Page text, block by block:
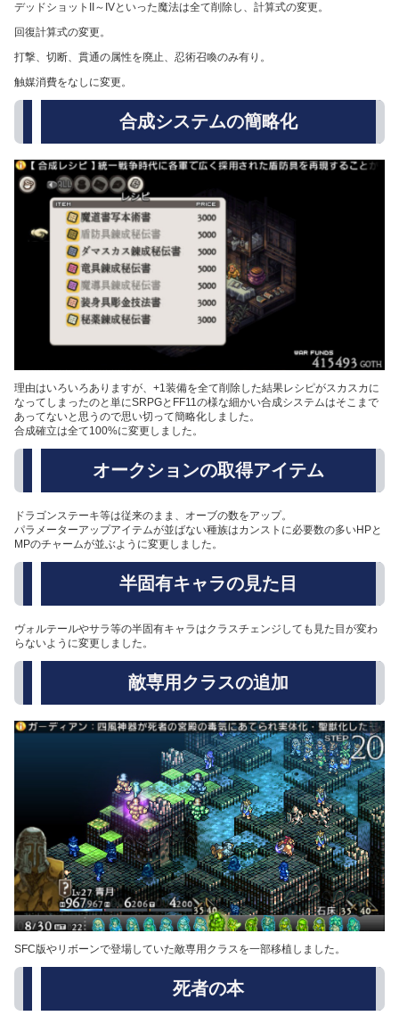
デッドショットII～IVといった魔法は全て削除し、計算式の変更。
回復計算式の変更。
打撃、切断、貫通の属性を廃止、忍術召喚のみ有り。
触媒消費をなしに変更。
合成システムの簡略化
理由はいろいろありますが、+1装備を全て削除した結果レシピがスカスカに
なってしまったのと単にSRPGとFF11の様な細かい合成システムはそこまで
あってないと思うので思い切って簡略化しました。
合成確立は全て100%に変更しました。
オークションの取得アイテム
ドラゴンステーキ等は従来のまま、オーブの数をアップ。
パラメーターアップアイテムが並ばない種族はカンストに必要数の多いHPと
MPのチャームが並ぶように変更しました。
半固有キャラの見た目
ヴォルテールやサラ等の半固有キャラはクラスチェンジしても見た目が変わ
らないように変更しました。
敵専用クラスの追加
SFC版やリボーンで登場していた敵専用クラスを一部移植しました。
死者の本